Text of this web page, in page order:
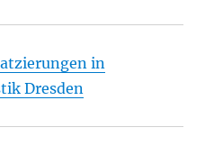
in
Dresden